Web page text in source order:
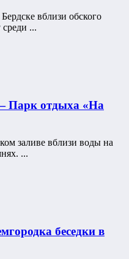
вблизи обского
...
Парк отдыха «На
заливе вблизи воды на
...
беседки в